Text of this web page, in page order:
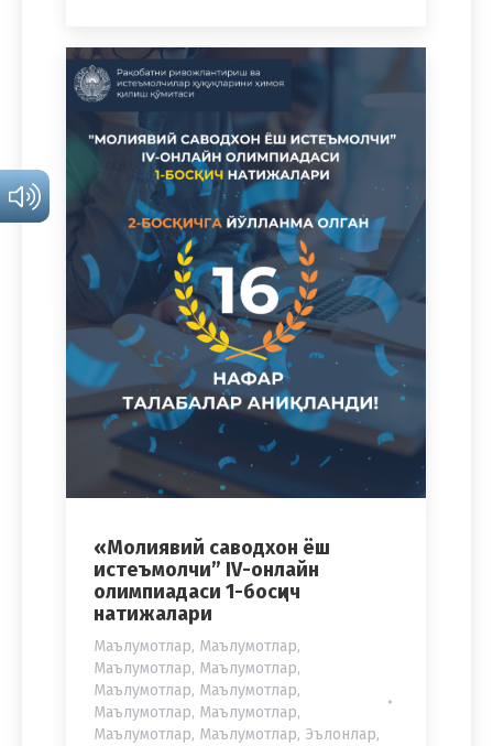
«Молиявий саводхон ёш
истеъмолчи” IV-онлайн
олимпиадаси 1-босқич
натижалари
Маълумотлар, Маълумотлар,
Маълумотлар, Маълумотлар,
Маълумотлар, Маълумотлар,
Маълумотлар, Маълумотлар,
Маълумотлар, Маълумотлар, Эълонлар,